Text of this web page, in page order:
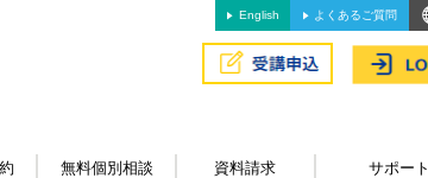
English よくあるご質問
無料個別相談 資料請求 サポート